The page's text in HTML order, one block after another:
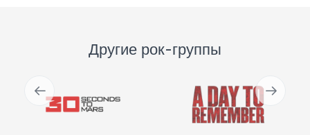
Другие рок-группы